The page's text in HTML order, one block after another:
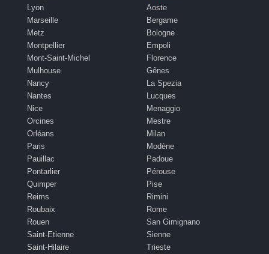
Lyon
Marseille
Metz
Montpellier
Mont-Saint-Michel
Mulhouse
Nancy
Nantes
Nice
Orcines
Orléans
Paris
Pauillac
Pontarlier
Quimper
Reims
Roubaix
Rouen
Saint-Etienne
Saint-Hilaire
Aoste
Bergame
Bologne
Empoli
Florence
Gênes
La Spezia
Lucques
Menaggio
Mestre
Milan
Modène
Padoue
Pérouse
Pise
Rimini
Rome
San Gimignano
Sienne
Trieste